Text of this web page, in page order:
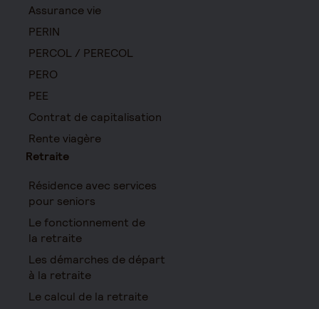
Assurance vie
PERIN
PERCOL / PERECOL
PERO
PEE
Contrat de capitalisation
Rente viagère
Retraite
Résidence avec services
pour seniors
Le fonctionnement de
la retraite
Les démarches de départ
à la retraite
Le calcul de la retraite